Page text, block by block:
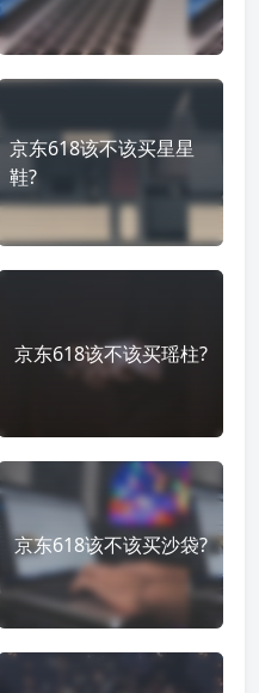
京东618该不该买星星
鞋?
京东618该不该买瑶柱?
京东618该不该买沙袋?